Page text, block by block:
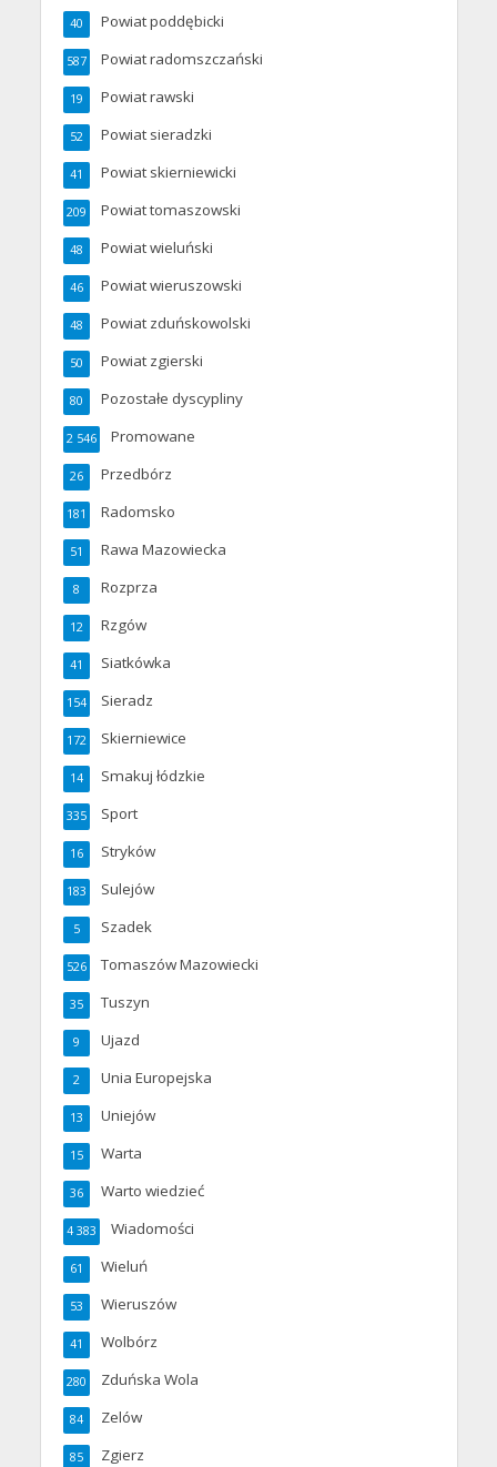
Powiat poddębicki
40
Powiat radomszczański
587
Powiat rawski
19
Powiat sieradzki
52
Powiat skierniewicki
41
Powiat tomaszowski
209
Powiat wieluński
48
Powiat wieruszowski
46
Powiat zduńskowolski
48
Powiat zgierski
50
Pozostałe dyscypliny
80
Promowane
2 546
Przedbórz
26
Radomsko
181
Rawa Mazowiecka
51
Rozprza
8
Rzgów
12
Siatkówka
41
Sieradz
154
Skierniewice
172
Smakuj łódzkie
14
Sport
335
Stryków
16
Sulejów
183
Szadek
5
Tomaszów Mazowiecki
526
Tuszyn
35
Ujazd
9
Unia Europejska
2
Uniejów
13
Warta
15
Warto wiedzieć
36
Wiadomości
4 383
Wieluń
61
Wieruszów
53
Wolbórz
41
Zduńska Wola
280
Zelów
84
Zgierz
85